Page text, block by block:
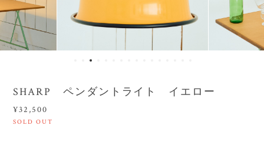
SHARP ペンダントライト イエロー
¥32,500
SOLD OUT